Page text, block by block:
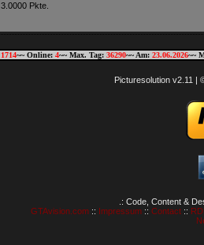
3.0000 Pkte.
1714~~ Online: 4~~ Max. Tag: 36290~~ Am: 23.06.2026~~
Picturesolution v2.11 |
.: Code, Content &
GTAvision.com:: Impressum:: Contact::